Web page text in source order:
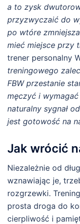
a to zysk
przyzwyczaić do
po wtóre
mieć miejsce przy
trener personalny
treningowego
FBW przestanie
męczyć i wymagać
naturalny sygnał
jest gotowość na
Jak wrócić
Niezależnie od
wznawiając je,
rozgrzewki.
prosta droga do
cierpliwość i